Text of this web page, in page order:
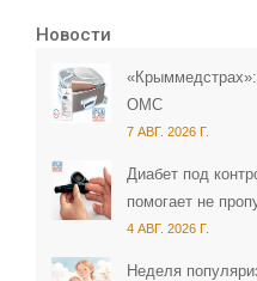
Новости
«Крыммедстрах»:
ОМС
7 АВГ. 2026 Г.
Диабет под
помогает не
4 АВГ. 2026 Г.
Неделя